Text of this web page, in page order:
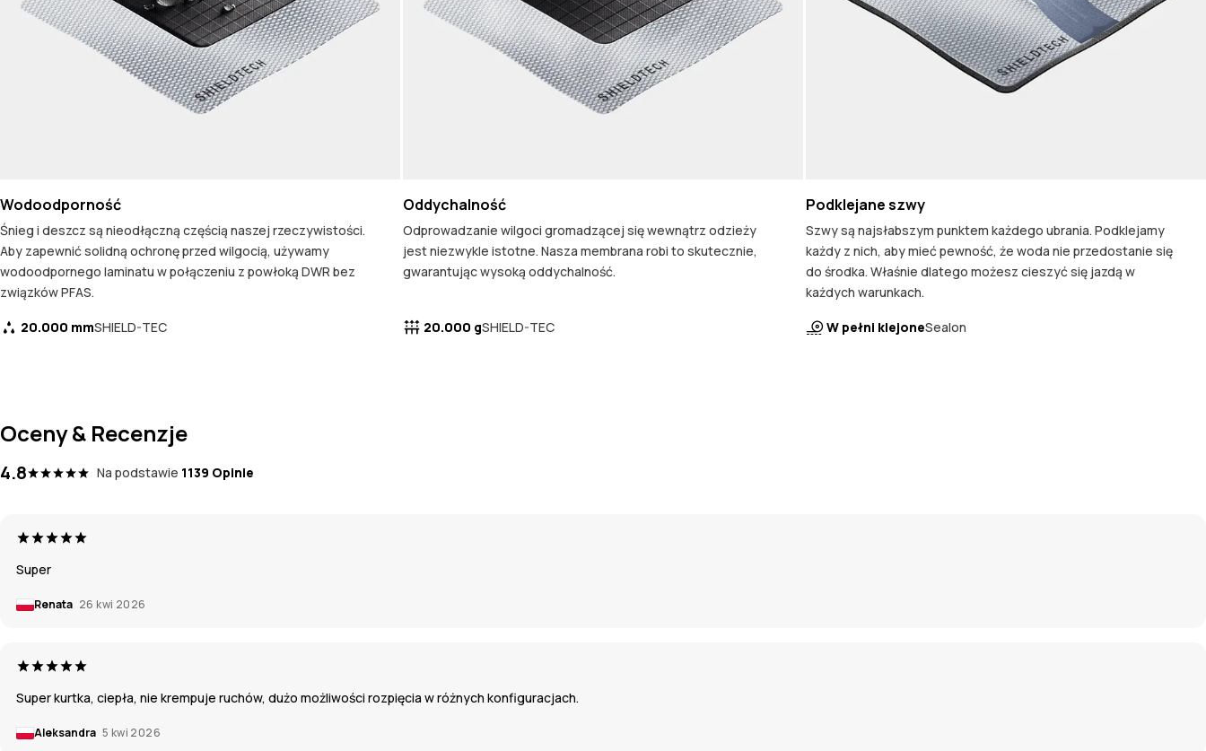
Wodoodporność
Śnieg i deszcz są nieodłączną częścią naszej rzeczywistości.
Aby zapewnić solidną ochronę przed wilgocią, używamy
wodoodpornego laminatu w połączeniu z powłoką DWR bez
związków PFAS.
20.000 mmSHIELD-TEC
Oddychalność
Odprowadzanie wilgoci gromadzącej się wewnątrz odzieży
jest niezwykle istotne. Nasza membrana robi to skutecznie,
gwarantując wysoką oddychalność.
20.000 gSHIELD-TEC
Podklejane szwy
Szwy są najsłabszym punktem każdego ubrania. Podklejamy
każdy z nich, aby mieć pewność, że woda nie przedostanie się
do środka. Właśnie dlatego możesz cieszyć się jazdą w
każdych warunkach.
W pełni klejoneSealon
Oceny & Recenzje
4.8 Na podstawie 1139 Opinie
Super
Renata 26 kwi 2026
Super kurtka, ciepła, nie krempuje ruchów, dużo możliwości rozpięcia w różnych konfiguracjach.
Aleksandra 5 kwi 2026